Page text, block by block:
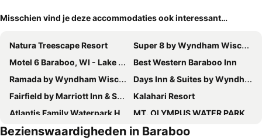
Misschien vind je deze accommodaties ook interessant…
Natura Treescape Resort
Super 8 by Wyndham Wisconsin Dells
Motel 6 Baraboo, WI - Lake Delton
Best Western Baraboo Inn
Ramada by Wyndham Wisconsin Dells
Days Inn & Suites by Wyndham Wisconsin Dells
Fairfield by Marriott Inn & Suites Baraboo
Kalahari Resort
Atlantis Family Waterpark Hotel, Ascend Hotel Collection
MT. OLYMPUS WATER PARK AND THEME PARK RESORT
Dellshire Resort
AmericInn by Wyndham Wisconsin Dells
Bezienswaardigheden in Baraboo